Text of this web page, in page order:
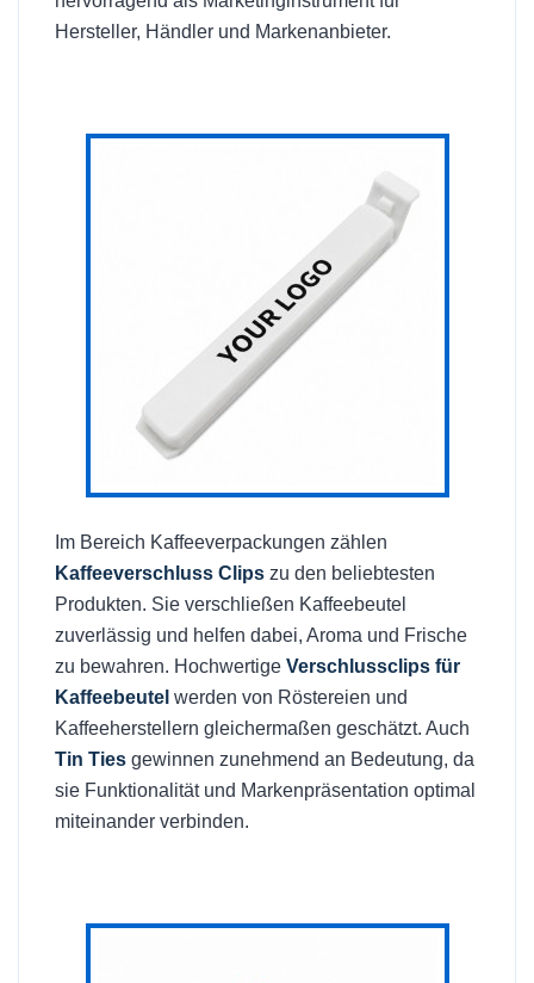
Hersteller, Händler und Markenanbieter.
Im Bereich Kaffeeverpackungen zählen
Kaffeeverschluss Clips zu den beliebtesten
Produkten. Sie verschließen Kaffeebeutel
zuverlässig und helfen dabei, Aroma und Frische
zu bewahren. Hochwertige Verschlussclips für
Kaffeebeutel werden von Röstereien und
Kaffeeherstellern gleichermaßen geschätzt. Auch
Tin Ties gewinnen zunehmend an Bedeutung, da
sie Funktionalität und Markenpräsentation optimal
miteinander verbinden.